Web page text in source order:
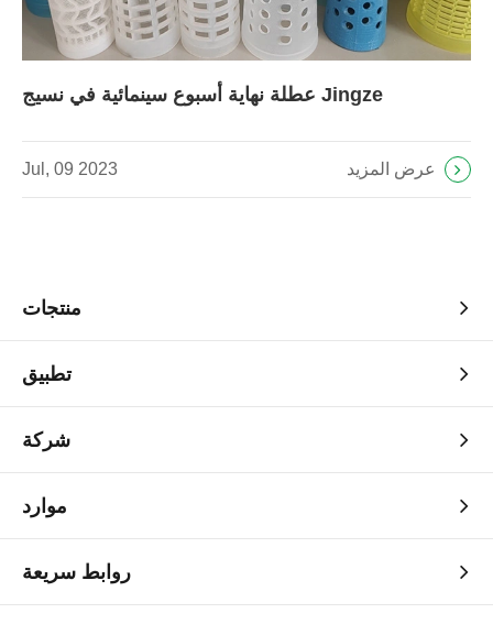
عطلة نهاية أسبوع سينمائية في نسيج Jingze
Jul, 09 2023 عرض المزيد
منتجات
تطبيق
شركة
موارد
روابط سريعة